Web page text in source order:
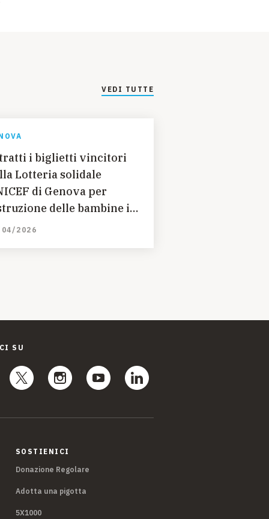
VEDI TUTTE
i biglietti vincitori
Lotteria solidale
di Genova per
delle bambine in
2026
SU
SOSTIENICI
Donazione Regolare
Adotta una pigotta
5X1000